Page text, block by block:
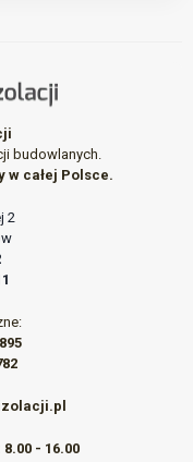
budowlanych.
w całej Polsce.
2
- 16.00